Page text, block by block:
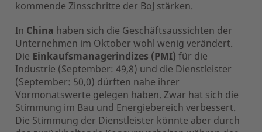
kommende Zinsschritte der BoJ stärken.
In China haben sich die Geschäftsaussichten der
Unternehmen im Oktober wohl wenig verändert.
Die Einkaufsmanagerindizes (PMI) für die
Industrie (September: 49,8) und die Dienstleister
(September: 50,0) dürften nahe ihrer
Vormonatswerte gelegen haben. Zwar hat sich die
Stimmung im Bau und Energiebereich verbessert.
Die Stimmung der Dienstleister könnte aber durch